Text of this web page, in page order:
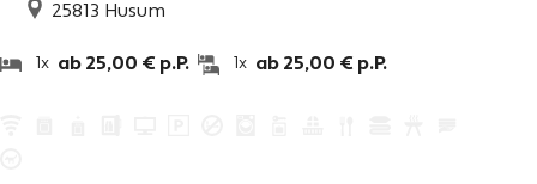
25813 Husum
1x ab 25,00 € p.P. 1x ab 25,00 € p.P.